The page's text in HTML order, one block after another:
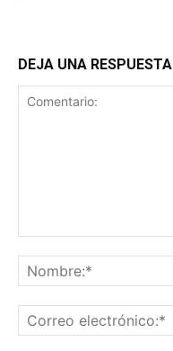
DEJA UNA RESPUESTA